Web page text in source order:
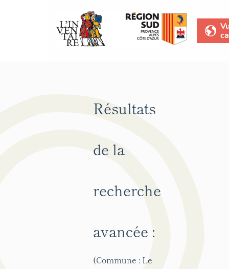
Résultats
de la
recherche
avancée :
(Commune : Le